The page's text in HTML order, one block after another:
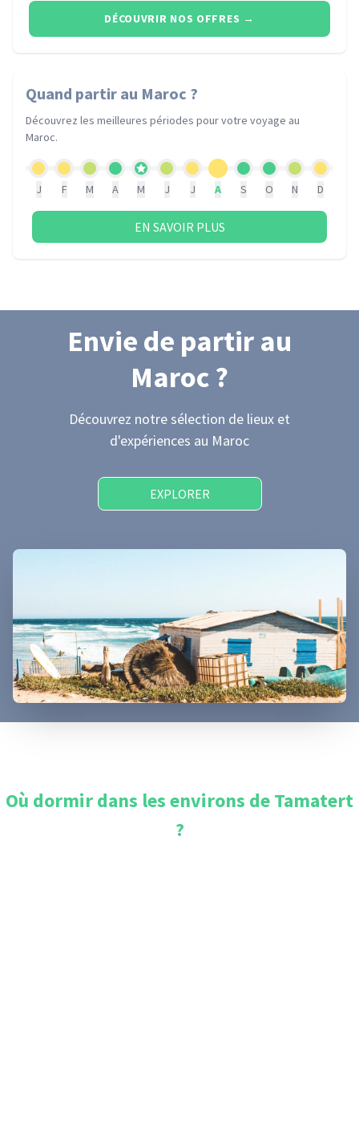
DÉCOUVRIR NOS OFFRES →
Quand partir au Maroc ?
Découvrez les meilleures périodes pour votre voyage au
Maroc.
J F M A M J J A S O N D
EN SAVOIR PLUS
Envie de partir au
Maroc ?
Découvrez notre sélection de lieux et
d'expériences au Maroc
EXPLORER
Où dormir dans les environs deTamatert
?